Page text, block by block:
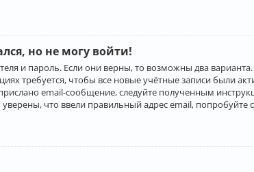
но не могу войти!
и пароль. Если они верны, то возможны два
требуется, чтобы все новые учётные записи были
email-сообщение, следуйте полученным
что ввели правильный адрес email, попробуйте